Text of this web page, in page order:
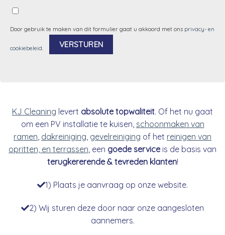
Door gebruik te maken van dit formulier gaat u akkoord met ons privacy- en
cookiebeleid.
KJ Cleaning levert absolute topwaliteit. Of het nu gaat
om een PV installatie te kuisen, schoonmaken van
ramen, dakreiniging, gevelreiniging of het reinigen van
opritten, en terrassen, een goede serviceis de basis van
terugkererende & tevreden klanten!
1) Plaats je aanvraag op onze website.
2) Wij sturen deze door naar onze aangesloten
aannemers.